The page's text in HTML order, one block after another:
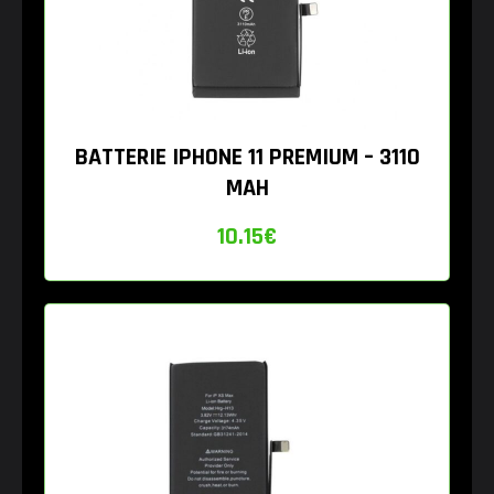
BATTERIE IPHONE 11 PREMIUM – 3110
MAH
10.15€